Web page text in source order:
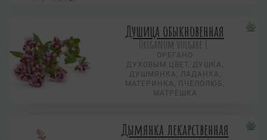
Душица обыкновенная
Origanum vulgare L.
ОРЕГАНО
ДУХОВЫМ ЦВЕТ, ДУШКА,
ДУШМЯНКА, ЛАДАНКА,
МАТЕРИНКА, ПЧЕЛОЛЮБ,
МАТРЁШКА
Дымянка лекарственная